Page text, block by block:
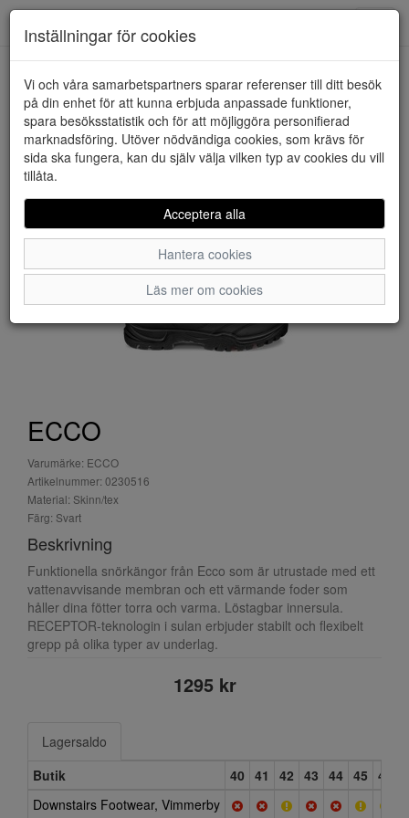
HEM ECCO
ECCO
Varumärke: ECCO
Artikelnummer: 0230516
Material: Skinn/tex
Färg: Svart
Beskrivning
Funktionella snörkängor från Ecco som är utrustade med ett
vattenavvisande membran och ett värmande foder som
håller dina fötter torra och varma. Löstagbar innersula.
RECEPTOR-teknologin i sulan erbjuder stabilt och flexibelt
grepp på olika typer av underlag.
1295 kr
Lagersaldo
Butik
40 41 42 43 44 45 46
Downstairs Footwear, Vimmerby
Inställningar för cookies
Vi och våra samarbetspartners sparar referenser till ditt besök
på din enhet för att kunna erbjuda anpassade funktioner,
spara besöksstatistik och för att möjliggöra personifierad
marknadsföring. Utöver nödvändiga cookies, som krävs för
sida ska fungera, kan du själv välja vilken typ av cookies du vill
tillåta.
Acceptera alla
Hantera cookies
Läs mer om cookies